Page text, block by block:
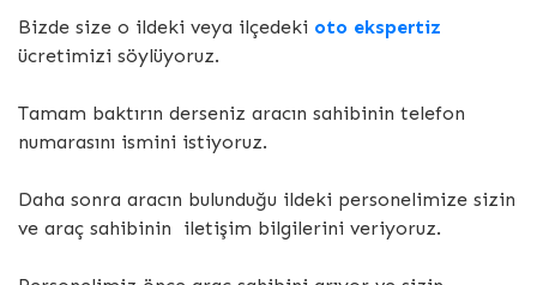
Bizde size o ildeki veya ilçedeki oto ekspertiz
ücretimizi söylüyoruz.
Tamam baktırın derseniz aracın sahibinin telefon
numarasını ismini istiyoruz.
Daha sonra aracın bulunduğu ildeki personelimize sizin
ve araç sahibinin iletişim bilgilerini veriyoruz.